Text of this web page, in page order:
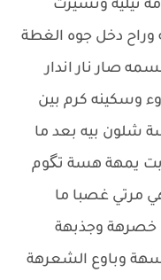
نيلية وتشيرت
دخل جوه الغطة
صار نار اندار
وسكينه كرم بين
شلون بيه بعد ما
يمهة هسة تگوم
مرتي غصبا ما
وجذبهة
وباوع الشعرهة